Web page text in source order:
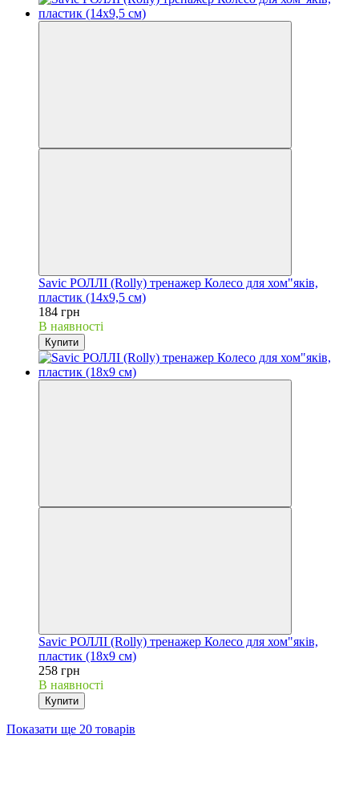
Savic РОЛЛІ (Rolly) тренажер Колесо для хом"яків,
пластик (14х9,5 см)
184 грн
В наявності
Купити
Savic РОЛЛІ (Rolly) тренажер Колесо для хом"яків,
пластик (18х9 см)
258 грн
В наявності
Купити
Показати ще 20 товарів